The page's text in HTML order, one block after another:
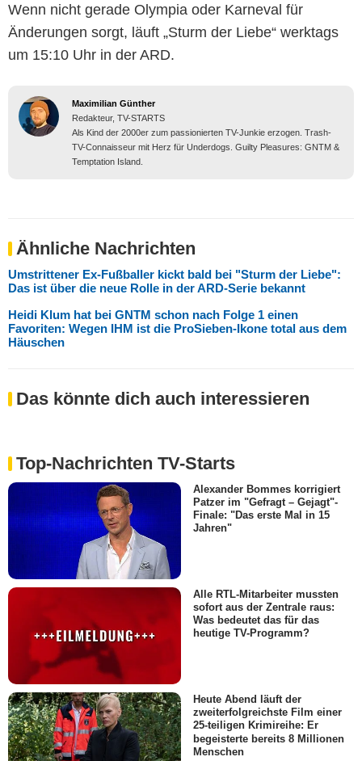
Wenn nicht gerade Olympia oder Karneval für
Änderungen sorgt, läuft „Sturm der Liebe“ werktags
um 15:10 Uhr in der ARD.
Maximilian Günther
Redakteur, TV-STARTS
Als Kind der 2000er zum passionierten TV-Junkie erzogen. Trash-
TV-Connaisseur mit Herz für Underdogs. Guilty Pleasures: GNTM &
Temptation Island.
Ähnliche Nachrichten
Umstrittener Ex-Fußballer kickt bald bei "Sturm der Liebe":
Das ist über die neue Rolle in der ARD-Serie bekannt
Heidi Klum hat bei GNTM schon nach Folge 1 einen
Favoriten: Wegen IHM ist die ProSieben-Ikone total aus dem
Häuschen
Das könnte dich auch interessieren
Top-Nachrichten TV-Starts
Alexander Bommes korrigiert
Patzer im "Gefragt – Gejagt"-
Finale: "Das erste Mal in 15
Jahren"
Alle RTL-Mitarbeiter mussten
sofort aus der Zentrale raus:
Was bedeutet das für das
heutige TV-Programm?
Heute Abend läuft der
zweiterfolgreichste Film einer
25-teiligen Krimireihe: Er
begeisterte bereits 8 Millionen
Menschen